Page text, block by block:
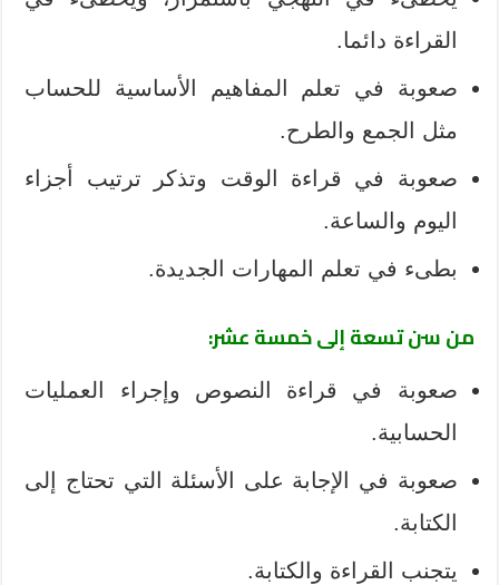
القراءة دائما.
صعوبة في تعلم المفاهيم الأساسية للحساب
مثل الجمع والطرح.
صعوبة في قراءة الوقت وتذكر ترتيب أجزاء
اليوم والساعة.
بطىء في تعلم المهارات الجديدة.
من سن تسعة إلى خمسة عشر:
صعوبة في قراءة النصوص وإجراء العمليات
الحسابية.
صعوبة في الإجابة على الأسئلة التي تحتاج إلى
الكتابة.
يتجنب القراءة والكتابة.